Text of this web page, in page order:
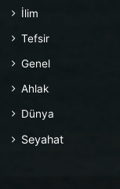
İlim
Tefsir
Genel
Ahlak
Dünya
Seyahat